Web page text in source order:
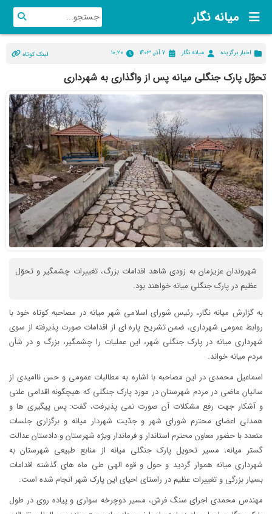
میانه نگار
اخبار برگزیده میانه نگار ۷ آذر, ۱۴۰۳ ۱۰:۲۰ لینک کوتاه
تحوّل پارک جنگلی میانه پس از واگذاری به شهرداری
شهروندان عزیزمان به زودی شاهد اقدامات بزرگ، تغییرات چشمگیر و تحوّل
عظیم در پارک جنگلی میانه خواهند بود.
به گزارش میانه نگار، رئیس شورای اسلامی شهر میانه در مصاحبه کوتاه خود با
روابط عمومی شهرداری، ضمن تشریح پاره ای از اقدامات صورت پذیرفته از سوی
شهرداری میانه در پارک جنگلی شهر، این عملیات را چشمگیر، بزرگ و در شأن
مردم میانه خواند.
اسماعیل محمدی در این مصاحبه با اشاره به مطالبات عمومی و حس ناامیدی از
سالیان ماضی در مردم شهرستان در مورد پارک جنگلی که هیچگونه اقدامی علنی
و آشکار جهت رفع مشکلات آن صورت نمی پذیرفت، گفت: پس پیگیری ها و
همدلی اعضای محترم شورای شهر و جدّیت شهردار میانه و برگزاری جلسات
متعدد با حضور معاون محترم استاندار و فرماندار ویژه شهرستان و دادستان عدالت
گستر میانه، مسیر تحویل پارک جنگلی میانه از منابع طبیعی شهرستان به
شهرداری میانه هموار گردید و حول و قوه الهی طی ماه های گذشته اقدامات
بسیار بزرگی و تغییرات عظیم در راستای احیای این پارک شهر انجام شده است.
مهندس محمدی اجرای سنگ فرش، مسیر دوچرخه سواری و پیاده روی در طول